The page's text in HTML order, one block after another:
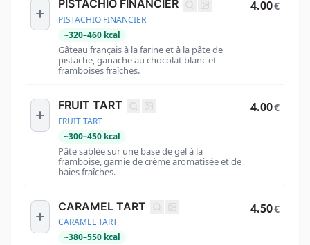
PISTACHIO FINANCIER
PISTACHIO FINANCIER
~320–460 kcal
Gâteau français à la farine et à la pâte de
pistache, ganache au chocolat blanc et
framboises fraîches.
4.00€
FRUIT TART
FRUIT TART
~300–450 kcal
Pâte sablée sur une base de gel à la
framboise, garnie de crème aromatisée et de
baies fraîches.
4.00€
CARAMEL TART
CARAMEL TART
~380–550 kcal
4.50€